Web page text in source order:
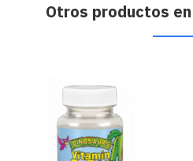
Otros productos